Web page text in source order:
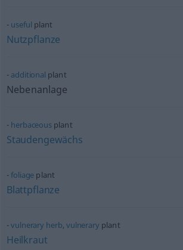
useful plant
Nutzpflanze
additional plant
Nebenanlage
herbaceousplant
Staudengewächs
foliage plant
Blattpflanze
vulnerary herb, vulneraryplant
Heilkraut